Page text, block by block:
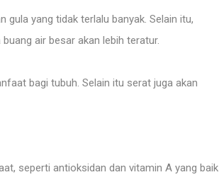
gula yang tidak terlalu banyak. Selain itu,
air besar akan lebih teratur.
bagi tubuh. Selain itu serat juga akan
seperti antioksidan dan vitamin A yang baik